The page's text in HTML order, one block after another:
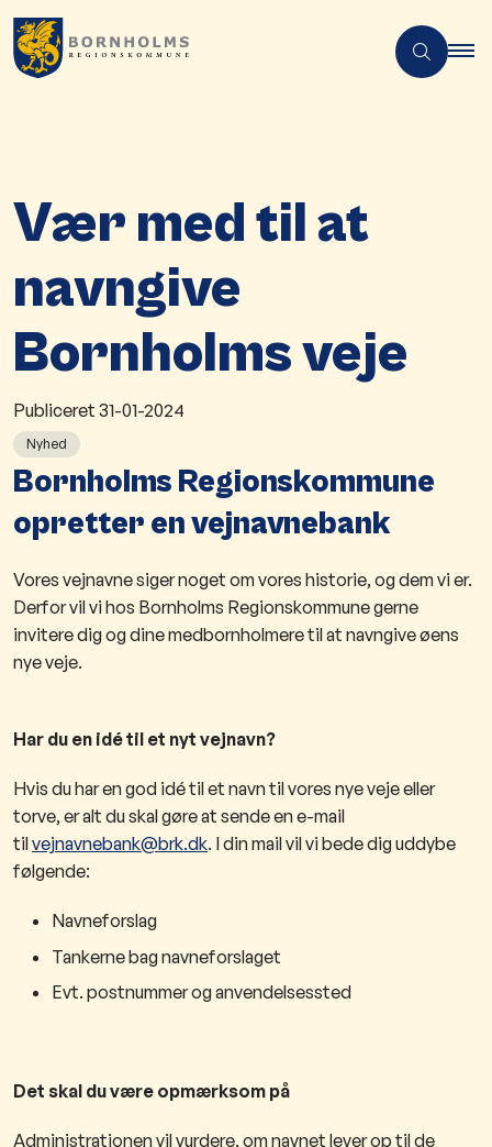
Vær med til at
navngive
Bornholms veje
Publiceret 31-01-2024
Nyhed
​Bornholms Regionskommune
opretter en vejnavnebank
Vores vejnavne siger noget om vores historie, og dem vi er.
Derfor vil vi hos Bornholms Regionskommune gerne
invitere dig og dine medbornholmere til at navngive øens
nye veje.
Har du en idé til et nyt vejnavn?
Hvis du har en god idé til et navn til vores nye veje eller
torve, er alt du skal gøre at sende en e-mail
tilvejnavnebank@brk.dk. I din mail vil vi bede dig uddybe
følgende:
Navneforslag
Tankerne bag navneforslaget
Evt. postnummer og anvendelsessted
Det skal du være opmærksom på
Administrationen vil vurdere, om navnet lever op til de